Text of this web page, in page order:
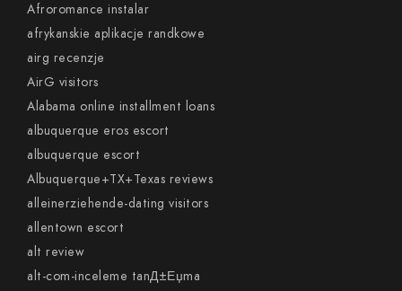
Afroromance instalar
afrykanskie aplikacje randkowe
airg recenzje
AirG visitors
Alabama online installment loans
albuquerque eros escort
albuquerque escort
Albuquerque+TX+Texas reviews
alleinerziehende-dating visitors
allentown escort
alt review
alt-com-inceleme tanД±Еџma